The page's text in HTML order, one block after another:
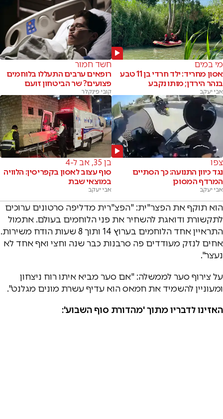
מי במים
אסון מחריד: ילד חרדי בן 11 טבע
בנהר הירדן; מותו נקבע
אבי יעקב
חשד חמור
רופאים ערבים התעללו בלוחמים
פצועים? שר הביטחון זועם
קובי פינקלר
צפו
נגד כיוון התנועה: כך הסתיים
המרדף המסוכן
אבי יעקב
בן 35, אב ל-4
סוף עצוב לאסון בקפריסין: הלוויה
במוצאי שבת
אבי יעקב
הוא תוקף את הפצר"ית: "הפצ"רית מדליפה סרטונים ערוכים
לתקשורת ודואגת להשחיר את פני הלוחמים בעולם. אתמול
התראיין אחד הלוחמים בערוץ 14 ותוך 8 שעות הודח משירות.
אחים לנזק מעודדים פה סרבנות כבר שנה וחצי ואף אחד לא
נעצר".
על צירוף סער לממשלה: "אם סער מביא איתו רוח ניצחון
ומעוניין להשמיד את חמאס הוא עדיף עשרת מונים מגלנט".
האזינו לדבריו מתוך 'מהדורת סוף השבוע':